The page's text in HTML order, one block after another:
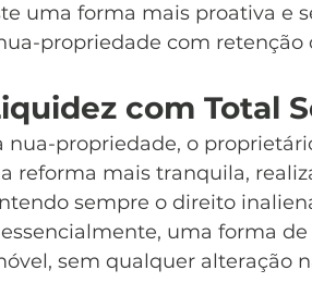
uma forma mais proativa e
propriedade com retenção
com Total
nua-propriedade, o
reforma mais tranquila,
sempre o direito
uma forma
sem qualquer alteração